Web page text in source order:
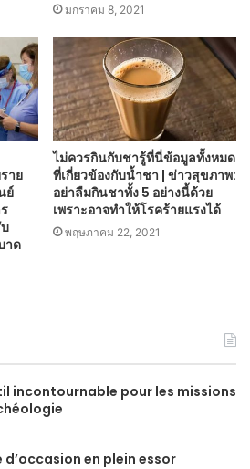
มกราคม 8, 2021
าย
ย์
าด
ไม่ควรกินกับชารู้ที่นี่ข้อมูลทั้งหมด
ที่เกี่ยวข้องกับน้ำชา | ข่าวสุขภาพ:
อย่าลืมกินชาทั้ง 5 อย่างนี้ด้วย
เพราะอาจทำให้โรคร้ายแรงได้
พฤษภาคม 22, 2021
incontournable pour les missions
d’occasion en plein essor